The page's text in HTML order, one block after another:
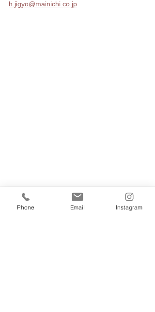
h.jigyo@mainichi.co.jp
Phone Email Instagram